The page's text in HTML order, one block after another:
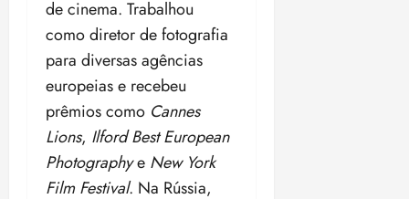
de cinema. Trabalhou
como diretor de fotografia
para diversas agências
europeias e recebeu
prêmios como Cannes
Lions, Ilford Best European
Photographye New York
Film Festival. Na Rússia,